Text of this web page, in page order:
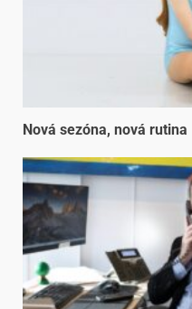
Nová sezóna, nová rutina